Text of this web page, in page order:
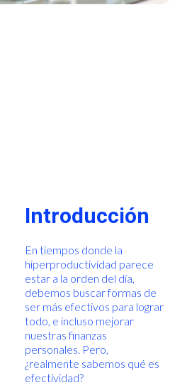
Introducción
En tiempos donde la
hiperproductividad parece
estar a la orden del día,
debemos buscar formas de
ser más efectivos para lograr
todo, e incluso mejorar
nuestras finanzas
personales. Pero,
¿realmente sabemos qué es
efectividad?